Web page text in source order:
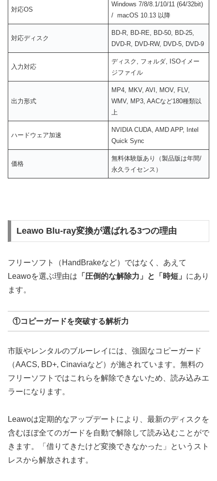
対応OS
Windows 7/8/8.1/10/11 (64/32bit)
/ macOS 10.13 以降
対応ディスク
BD-R, BD-RE, BD-50, BD-25,
DVD-R, DVD-RW, DVD-5, DVD-9
入力対応
ディスク, フォルダ, ISOイメー
ジファイル
出力形式
MP4, MKV, AVI, MOV, FLV,
WMV, MP3, AACなど180種類以
上
ハードウェア加速
NVIDIA CUDA, AMD APP, Intel
Quick Sync
価格
無料体験版あり（製品版は年間/
永久ライセンス）
Leawo Blu-ray変換が選ばれる3つの理由
フリーソフト（HandBrakeなど）ではなく、あえて
Leawoを選ぶ理由は 「圧倒的な解除力」と「時短」 にあり
ます。
①コピーガードを突破する解析力
市販やレンタルのブルーレイには、強固なコピーガード
（AACS, BD+, Cinaviaなど）が施されています。無料の
フリーソフトではこれらを解除できないため、読み込みエ
ラーになります。
Leawoは定期的なアップデートにより、最新のディスクを
含むほぼ全てのガードを自動で解除して読み込むことがで
きます。「借りてきたけど変換できなかった」というスト
レスから解放されます。